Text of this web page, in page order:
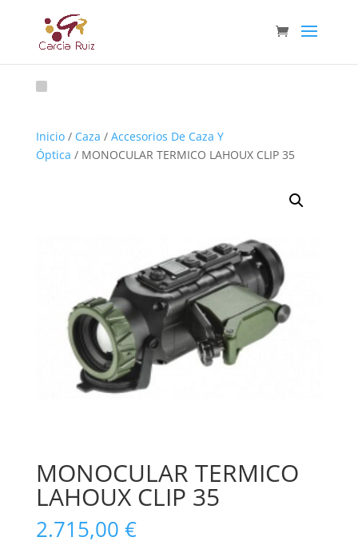
Inicio/ Caza / Accesorios De Caza Y
Óptica / MONOCULAR TERMICO LAHOUX CLIP 35
MONOCULAR TERMICO
LAHOUX CLIP 35
2.715,00 €